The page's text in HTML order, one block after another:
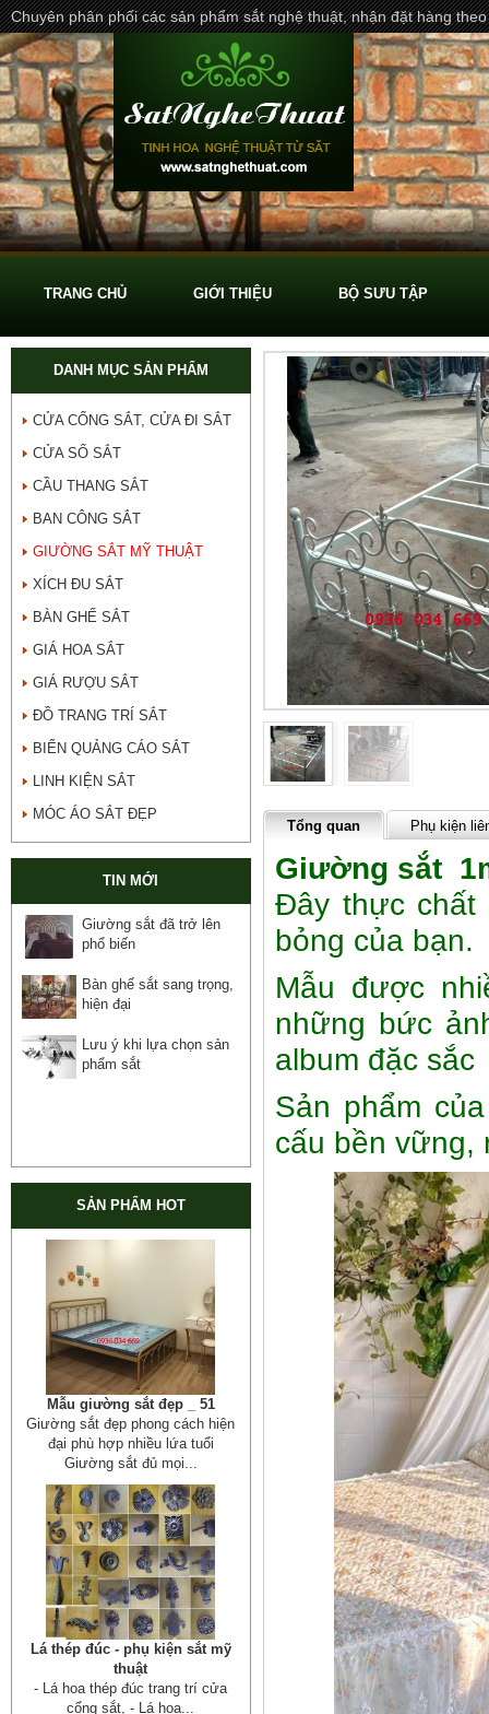
Chuyên phân phối các sản phẩm sắt nghệ thuật, nhận đặt hàng
TRANG CHỦ GIỚI THIỆU BỘ SƯU TẬP
DANH MỤC SẢN PHẨM
CỬA CỔNG SẮT, CỬA ĐI SẮT
CỬA SỔ SẮT
CẦU THANG SẮT
BAN CÔNG SẮT
GIƯỜNG SẮT MỸ THUẬT
XÍCH ĐU SẮT
BÀN GHẾ SẮT
GIÁ HOA SẮT
GIÁ RƯỢU SẮT
ĐỒ TRANG TRÍ SẮT
BIỂN QUẢNG CÁO SẮT
LINH KIỆN SẮT
MÓC ÁO SẮT ĐẸP
TIN MỚI
Giường sắt đã trở lên
phổ biến
Bàn ghế sắt sang trọng,
hiện đại
Lưu ý khi lựa chọn sản
phẩm sắt
SẢN PHẨM HOT
Cửa cổng sắt mỹ thuật 19
Cửa cống sắt đẹp cho mọi không
gian nhà riêng, biệt thự, nhà sân...
Cửa sắt mẫu 20
Cửa sắt đẹp cho không gian nhà
tuyệt đẹp Gia công sản xuất
cửa...
Tổng quan Phụ kiện
Giường sắt
Đây thực chất
bỏng của bạn.
Mẫu được
những bức
album đặc sắc
Sản phẩm
cấu bền vững,